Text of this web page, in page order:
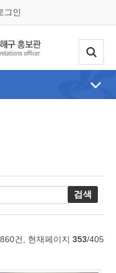
그인
건, 현재페이지 353/405